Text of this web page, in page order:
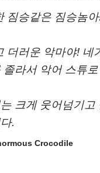
짐승같은 짐승놈
더러운 악마야! 네
졸라서 악어 스튜
크게 웃어넘기고
.
Crocodile